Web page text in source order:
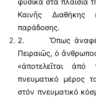
Καινῆς Διαθήκης
παράδοσης.
2. Ὅπως
Πειραιῶς, ὁ
«ἀποτελεῖται
πνευματικό μέρος
στόν πνευματικό